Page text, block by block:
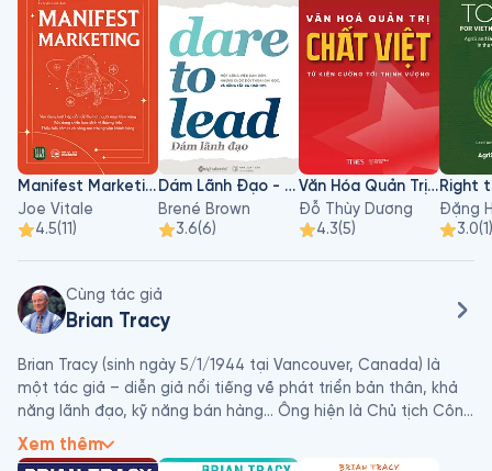
Manifest Marketing
Joe Vitale
4.5(11)
Dám Lãnh Đạo - Dare To Lead
Brené Brown
3.6(6)
Văn Hóa Quản Trị Chất Việt
Đỗ Thùy Dương
4.3(5)
Đặng
3.0(1)
Cùng tác giả
Brian Tracy
Brian Tracy (sinh ngày 5/1/1944 tại Vancouver, Canada) là
một tác giả – diễn giả nổi tiếng về phát triển bản thân, khả
năng lãnh đạo, kỹ năng bán hàng… Ông hiện là Chủ tịch Công
ty Brian Tracy International, một công ty chuyên cung cấp
nhân lực có trụ sở chính tại Solana Beach (California), với chi
Xem thêm